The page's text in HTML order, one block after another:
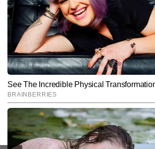
हैं। पत्रकारिता में डिप्लोमा करने के बाद ललित ने
शुरू किया और बॉलीवुड, टीवी, वेब सीरीज और
गहरी समझ विकसित की। मीडिया में 12 वर्षों से
ललित एंटरटेनमेंट इंडस्ट्री के ट्रेंड्स, ब्रेकिंग
को यूजर-फ्रेंडली अंदाज में पेश करने में माहिर हैं
आर्टिकल लिख चुके हैं।
Follow Us:
Subscribe to our daily